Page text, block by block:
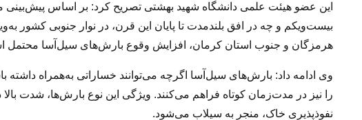
این عضو هیئت علمی دانشگاه شهید بهشتی تصریح کرد: بر اساس
بیست‌ویکم و چه در افق بلندمدت تا پایان این قرن، در نوار جنوبی کشور
هرمزگان و جنوب استان کرمان، افزایش وقوع بارش‌های سیل‌آسا محتمل
وی ادامه داد: بارش‌های سیل‌آسا اگرچه می‌توانند خساراتی به‌همراه داشته
را نیز در مدت‌زمان کوتاه فراهم می‌کنند. ویژگی این نوع بارش‌ها، شدت
نفوذپذیری خاک، منجر به سیلاب می‌شود.